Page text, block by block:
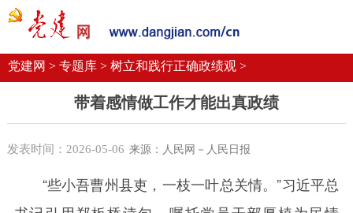
党建要闻
机关党建
校园党建 企业党建
党建网 > 专题库 > 树立和践行正确政绩观 >
带着感情做工作才能出真政绩
发表时间：2026-05-06 来源：人民网－人民日报
“些小吾曹州县吏，一枝一叶总关情。”习近平总